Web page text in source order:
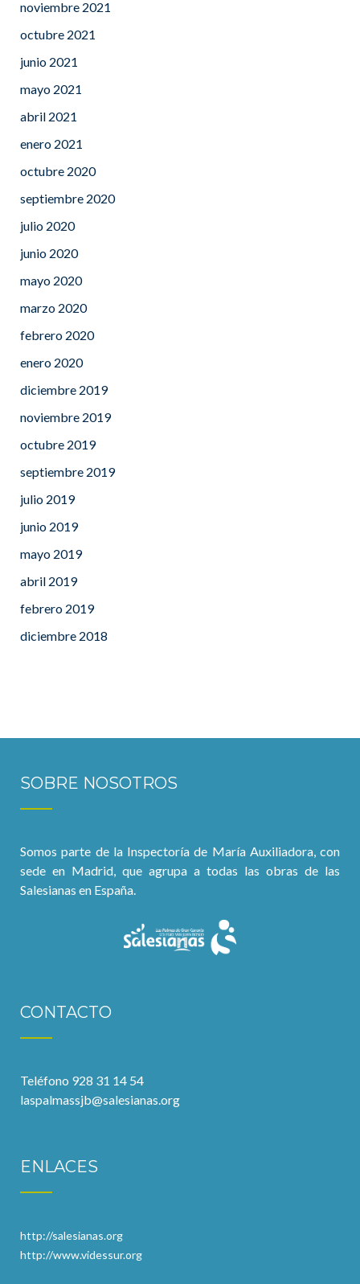
noviembre 2021
octubre 2021
junio 2021
mayo 2021
abril 2021
enero 2021
octubre 2020
septiembre 2020
julio 2020
junio 2020
mayo 2020
marzo 2020
febrero 2020
enero 2020
diciembre 2019
noviembre 2019
octubre 2019
septiembre 2019
julio 2019
junio 2019
mayo 2019
abril 2019
febrero 2019
diciembre 2018
SOBRE NOSOTROS
Somos parte de la Inspectoría de María Auxiliadora, con
sede en Madrid, que agrupa a todas las obras de las
Salesianas en España.
CONTACTO
Teléfono 928 31 14 54
laspalmassjb@salesianas.org
ENLACES
http://salesianas.org
http://www.videssur.org